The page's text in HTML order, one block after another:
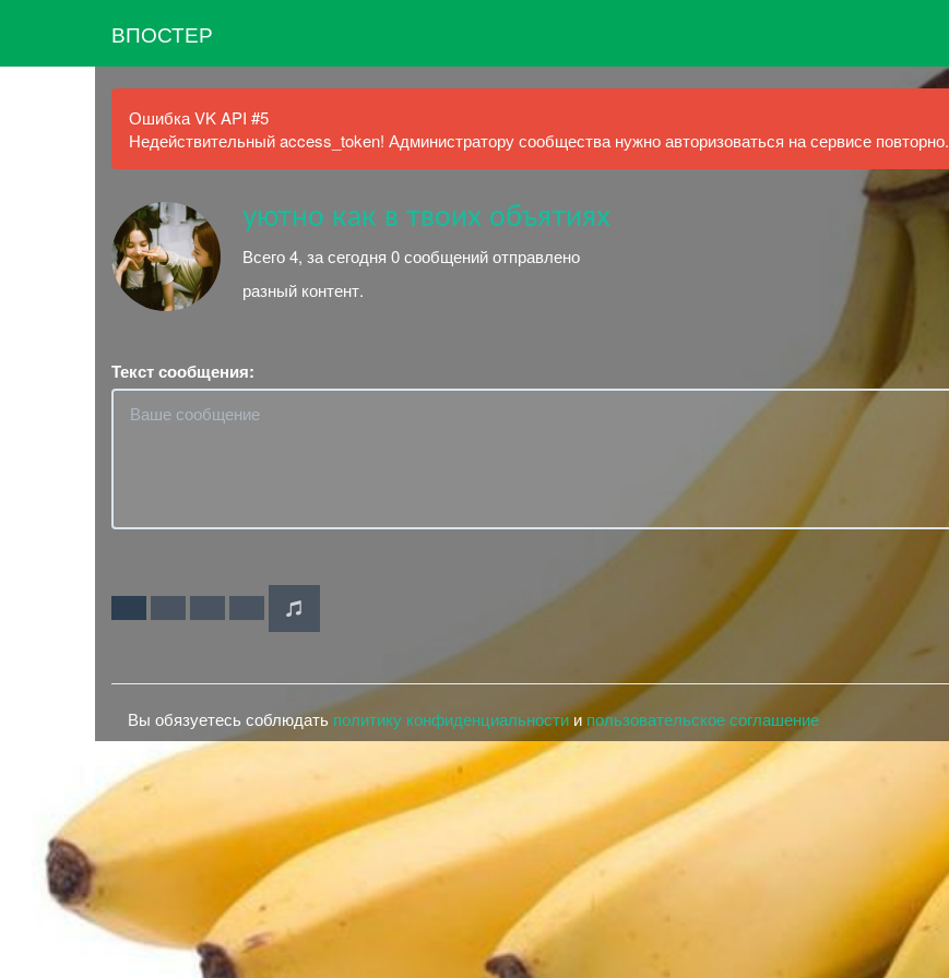
ВПОСТЕР
Ошибка VK API #5
Недействительный access_token! Администратору сообщества нужно авторизоваться на сервисе повторно.
уютно как в твоих объятиях
Всего 4, за сегодня 0 сообщений отправлено
разный контент.
Текст сообщения:
Вы обязуетесь соблюдать политику конфиденциальностии пользовательское соглашение